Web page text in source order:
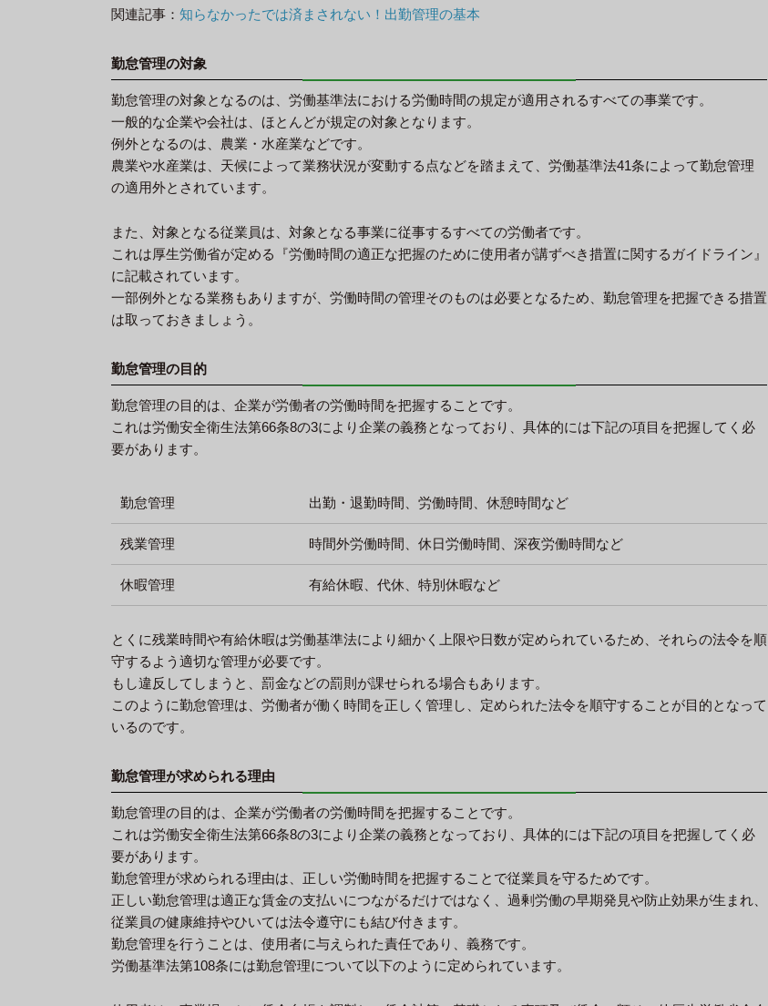
関連記事： 知らなかったでは済まされない！出勤管理の基本
勤怠管理の対象
勤怠管理の対象となるのは、労働基準法における労働時間の規定が適用されるすべての事業です。
一般的な企業や会社は、ほとんどが規定の対象となります。
例外となるのは、農業・水産業などです。
農業や水産業は、天候によって業務状況が変動する点などを踏まえて、労働基準法41条によって勤怠管理
の適用外とされています。
また、対象となる従業員は、対象となる事業に従事するすべての労働者です。
これは厚生労働省が定める『労働時間の適正な把握のために使用者が講ずべき措置に関するガイドライン』
に記載されています。
一部例外となる業務もありますが、労働時間の管理そのものは必要となるため、勤怠管理を把握できる措置
は取っておきましょう。
勤怠管理の目的
勤怠管理の目的は、企業が労働者の労働時間を把握することです。
これは労働安全衛生法第66条8の3により企業の義務となっており、具体的には下記の項目を把握してく必
要があります。
勤怠管理 出勤・退勤時間、労働時間、休憩時間など
残業管理 時間外労働時間、休日労働時間、深夜労働時間など
休暇管理 有給休暇、代休、特別休暇など
とくに残業時間や有給休暇は労働基準法により細かく上限や日数が定められているため、それらの法令を順
守するよう適切な管理が必要です。
もし違反してしまうと、罰金などの罰則が課せられる場合もあります。
このように勤怠管理は、労働者が働く時間を正しく管理し、定められた法令を順守することが目的となって
いるのです。
勤怠管理が求められる理由
勤怠管理の目的は、企業が労働者の労働時間を把握することです。
これは労働安全衛生法第66条8の3により企業の義務となっており、具体的には下記の項目を把握してく必
要があります。
勤怠管理が求められる理由は、正しい労働時間を把握することで従業員を守るためです。
正しい勤怠管理は適正な賃金の支払いにつながるだけではなく、過剰労働の早期発見や防止効果が生まれ、
従業員の健康維持やひいては法令遵守にも結び付きます。
勤怠管理を行うことは、使用者に与えられた責任であり、義務です。
労働基準法第108条には勤怠管理について以下のように定められています。